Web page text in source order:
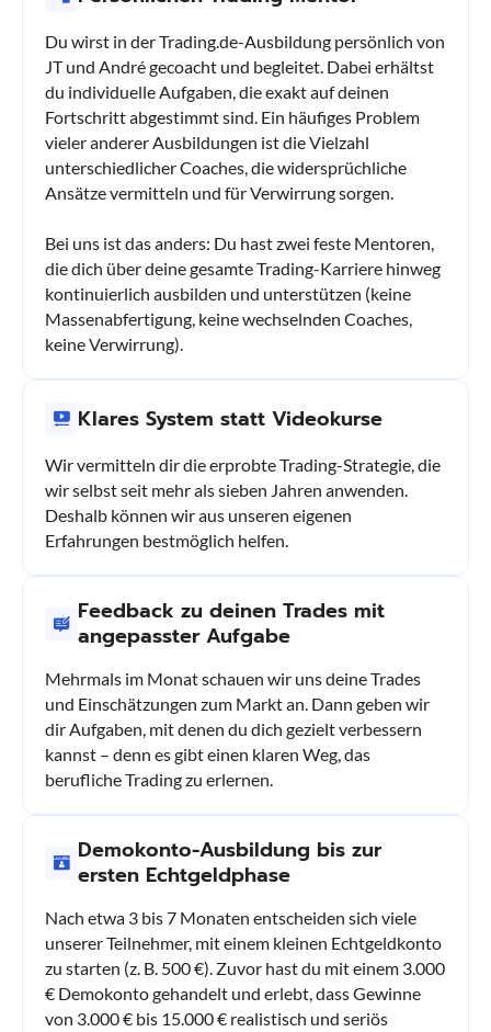
Du wirst in der Trading.de-Ausbildung persönlich von
JT und André gecoacht und begleitet. Dabei erhältst
du individuelle Aufgaben, die exakt auf deinen
Fortschritt abgestimmt sind. Ein häufiges Problem
vieler anderer Ausbildungen ist die Vielzahl
unterschiedlicher Coaches, die widersprüchliche
Ansätze vermitteln und für Verwirrung sorgen.
Bei uns ist das anders: Du hast zwei feste Mentoren,
die dich über deine gesamte Trading-Karriere hinweg
kontinuierlich ausbilden und unterstützen (keine
Massenabfertigung, keine wechselnden Coaches,
keine Verwirrung).
Klares System statt Videokurse
Wir vermitteln dir die erprobte Trading-Strategie, die
wir selbst seit mehr als sieben Jahren anwenden.
Deshalb können wir aus unseren eigenen
Erfahrungen bestmöglich helfen.
Feedback zu deinen Trades mit
angepasster Aufgabe
Mehrmals im Monat schauen wir uns deine Trades
und Einschätzungen zum Markt an. Dann geben wir
dir Aufgaben, mit denen du dich gezielt verbessern
kannst – denn es gibt einen klaren Weg, das
berufliche Trading zu erlernen.
Demokonto-Ausbildung bis zur
ersten Echtgeldphase
Nach etwa 3 bis 7 Monaten entscheiden sich viele
unserer Teilnehmer, mit einem kleinen Echtgeldkonto
zu starten (z. B. 500 €). Zuvor hast du mit einem 3.000
€ Demokonto gehandelt und erlebt, dass Gewinne
von 3.000 € bis 15.000 € realistisch und seriös